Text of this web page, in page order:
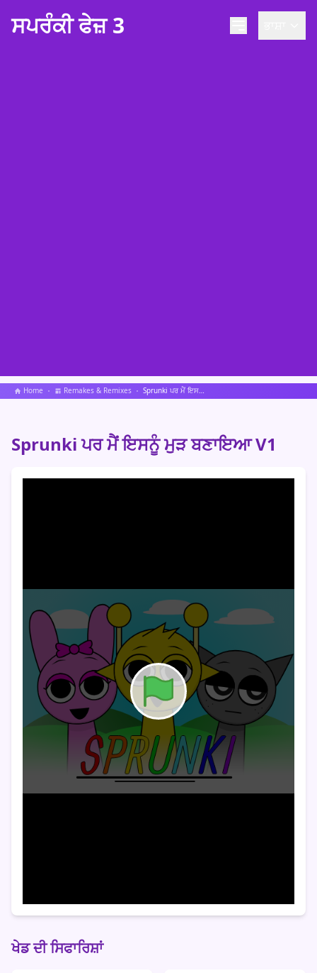
ਸਪਰੰਕੀ ਫੇਜ਼ 3
Home Remakes & Remixes Sprunki ਪਰ ਮੈਂ ਇਸਨੂੰ ਮੁੜ ਬਣਾਇਆ V1
Sprunki ਪਰ ਮੈਂ ਇਸਨੂੰ ਮੁੜ ਬਣਾਇਆ V1
ਖੇਡ ਦੀ ਸਿਫਾਰਿਸ਼ਾਂ